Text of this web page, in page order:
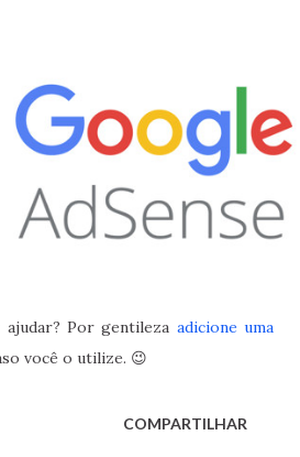
Por gentileza adicione uma
você o utilize. 😉
COMPARTILHAR